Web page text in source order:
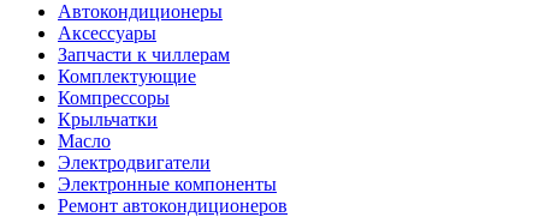
Автокондиционеры
Аксессуары
Запчасти к чиллерам
Комплектующие
Компрессоры
Крыльчатки
Масло
Электродвигатели
Электронные компоненты
Ремонт автокондиционеров